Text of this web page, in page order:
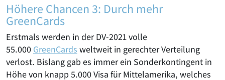
Höhere Chancen 3: Durch mehr
GreenCards
Erstmals werden in der DV-2021 volle
55.000 GreenCards weltweit in gerechter Verteilung
verlost. Bislang gab es immer ein Sonderkontingent in
Höhe von knapp 5.000 Visa für Mittelamerika, welches